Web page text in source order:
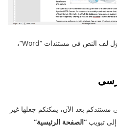
إذا كنتم ترغبون في تعلم المزيد حول لف النص في مستندات “Word”،
بعد الآن، يمكنكم جعلها غير
تبويب “الصفحة الرئيسية”